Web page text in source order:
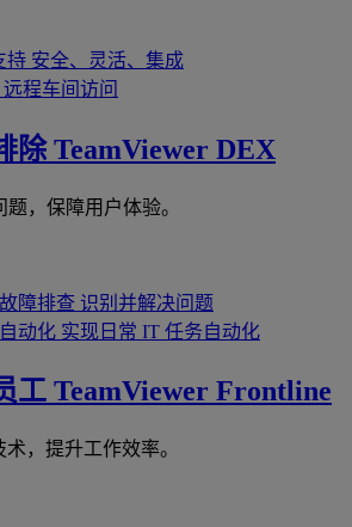
持 安全、灵活、集成
远程车间访问
除 TeamViewer DEX
，保障用户体验。
障排查 识别并解决问题
动化 实现日常 IT 任务自动化
工 TeamViewer Frontline
，提升工作效率。